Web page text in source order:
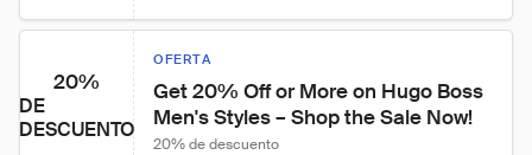
20%
DE
DESCUENTO
OFERTA
Get 20% Off or More on Hugo Boss
Men's Styles – Shop the Sale Now!
20% de descuento